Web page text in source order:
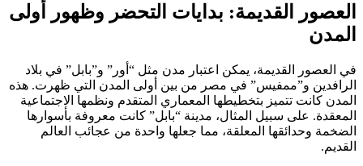
العصور القديمة: بدايات التحضر وظهور أولى
المدن
في العصور القديمة، يمكن اعتبار مدن مثل “أور” و”بابل” في بلاد
الرافدين و”ممفيس” في مصر من بين أولى المدن التي ظهرت. هذه
المدن كانت تتميز بتخطيطها المعماري المتقدم ونظمها الاجتماعية
المعقدة. على سبيل المثال، مدينة “بابل” كانت معروفة بأسوارها
الضخمة وحدائقها المعلقة، مما جعلها واحدة من عجائب العالم
القديم.